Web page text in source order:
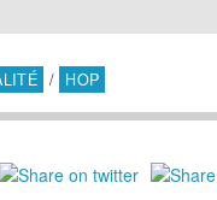
/ HOP